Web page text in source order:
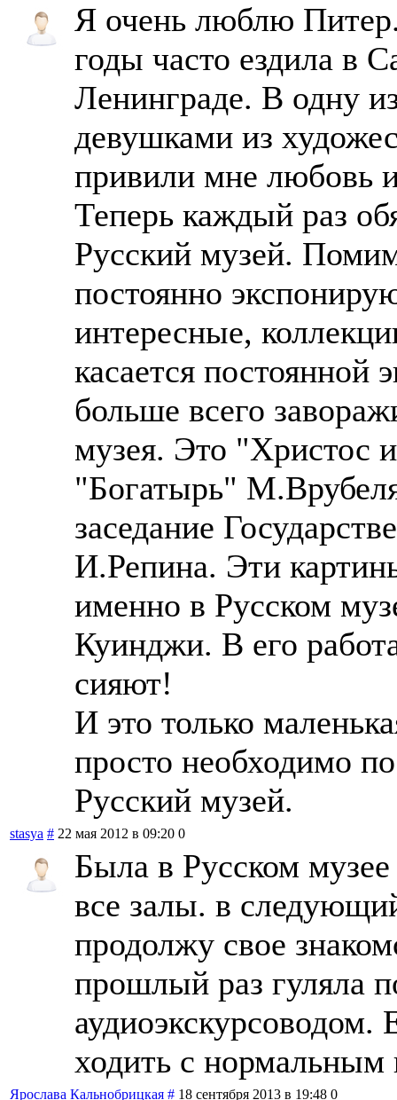
Я очень люблю
годы часто ездила в
Ленинграде. В одну
девушками из
привили мне любовь
Теперь каждый раз
Русский музей.
постоянно
интересные,
касается постоянной
больше всего
музея. Это "Христос
"Богатырь"
заседание
И.Репина. Эти
именно в Русском
Куинджи. В его
сияют!
И это только
просто необходимо
Русский музей.
stasya # 22 мая 2012 в 09:20 0
Была в Русском
все залы. в
продолжу свое
прошлый раз гуляла
ходить с нормальным
Ярослава Кальнобрицкая # 18 сентября 2013 в 19:48 0